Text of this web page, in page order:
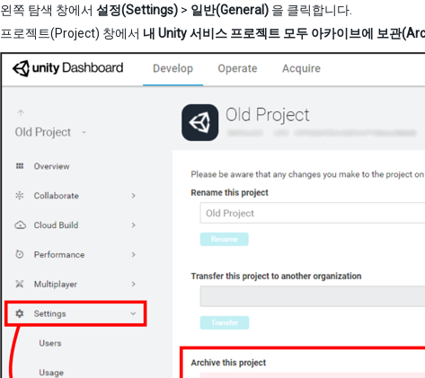
왼쪽 탐색 창에서 설정(Settings) > 일반(General) 을 클릭합니다.
프로젝트(Project) 창에서 내 Unity 서비스 프로젝트 모두 아카이브에 보관